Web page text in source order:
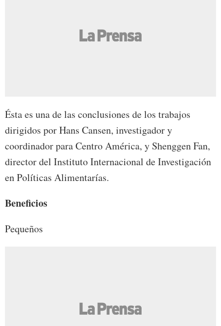
Ésta es una de las conclusiones de los trabajos
dirigidos por Hans Cansen, investigador y
coordinador para Centro América, y Shenggen Fan,
director del Instituto Internacional de Investigación
en Políticas Alimentarías.
Beneficios
Pequeños